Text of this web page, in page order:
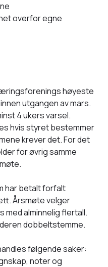
overfor egne
høyeste
utgangen av mars.
4 ukers varsel.
hvis styret bestemmer
krever det. For det
for øvrig samme
har betalt forfalt
Årsmøte velger
med alminnelig flertall.
dobbeltstemme.
følgende saker:
noter og